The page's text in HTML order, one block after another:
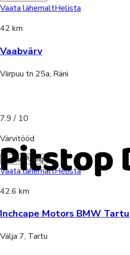
Vaata lähemaltHelista
42 km
Vaabvärv
Viirpuu tn 25a, Räni
7.9 / 10
Värvitööd
Saada Päring
Vaata lähemaltHelista
42.6 km
Inchcape Motors BMW Tartu
Välja 7, Tartu